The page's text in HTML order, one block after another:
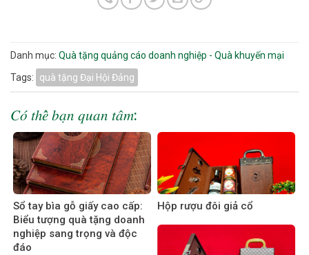
Danh mục: Quà tặng quảng cáo doanh nghiệp - Quà khuyến mại
Tags:
quà tặng Đại Hội Đảng
𝐶𝑜́ 𝑡ℎ𝑒̂̉ 𝑏𝑎̣𝑛 𝑞𝑢𝑎𝑛 𝑡𝑎̂𝑚:
Sổ tay bìa gỗ giấy cao cấp:
Biểu tượng quà tặng doanh
nghiệp sang trọng và độc
đáo
Hộp rượu đôi giả cổ